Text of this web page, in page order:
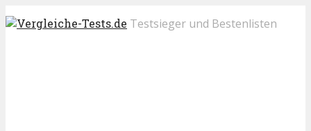
Testsieger und Bestenlisten